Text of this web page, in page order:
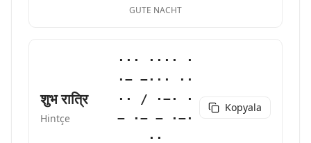
GUTE NACHT
शुभ रात्रि
Hintçe
··· ···· ·
·− −··· ··
·· / ·−· ·
− ·− − ·−·
··
Kopyala